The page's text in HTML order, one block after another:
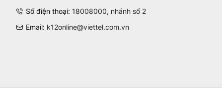
Số điện thoại: 18008000, nhánh số 2
Email: k12online@viettel.com.vn